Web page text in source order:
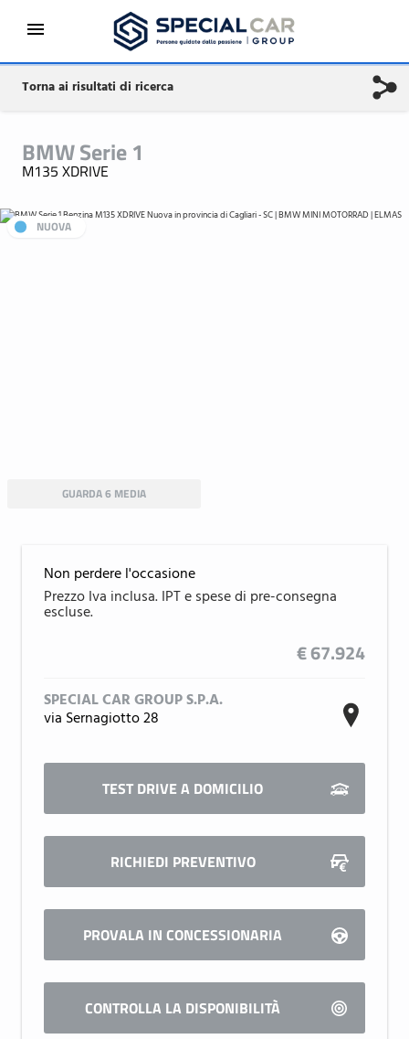
Torna ai risultati di ricerca
BMW Serie 1
M135 XDRIVE
NUOVA
GUARDA 6 MEDIA
Non perdere l'occasione
€ 67.924
SPECIAL CAR GROUP S.P.A.
via Sernagiotto 28
TEST DRIVE A DOMICILIO
RICHIEDI PREVENTIVO
PROVALA IN CONCESSIONARIA
CONTROLLA LA DISPONIBILITÀ